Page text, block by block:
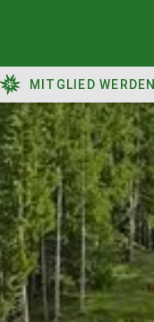
MITGLIED WERDEN